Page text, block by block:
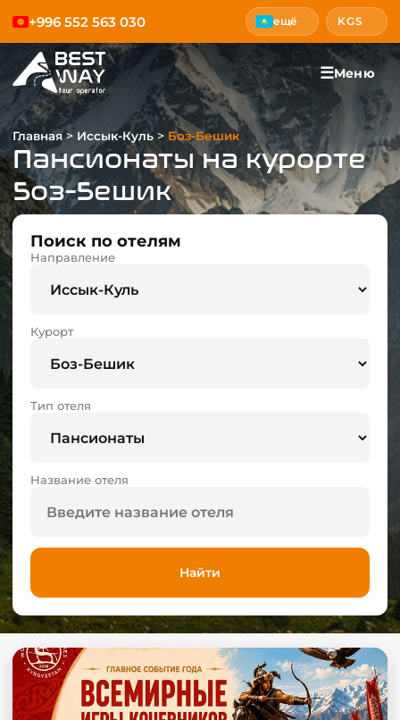
+996 552 563 030 ещё KGS
☰Меню
Главная > Иссык-Куль > Боз-Бешик
Пансионаты на курорте
Боз-Бешик
Поиск по отелям
Направление
Курорт
Тип отеля
Название отеля
Найти